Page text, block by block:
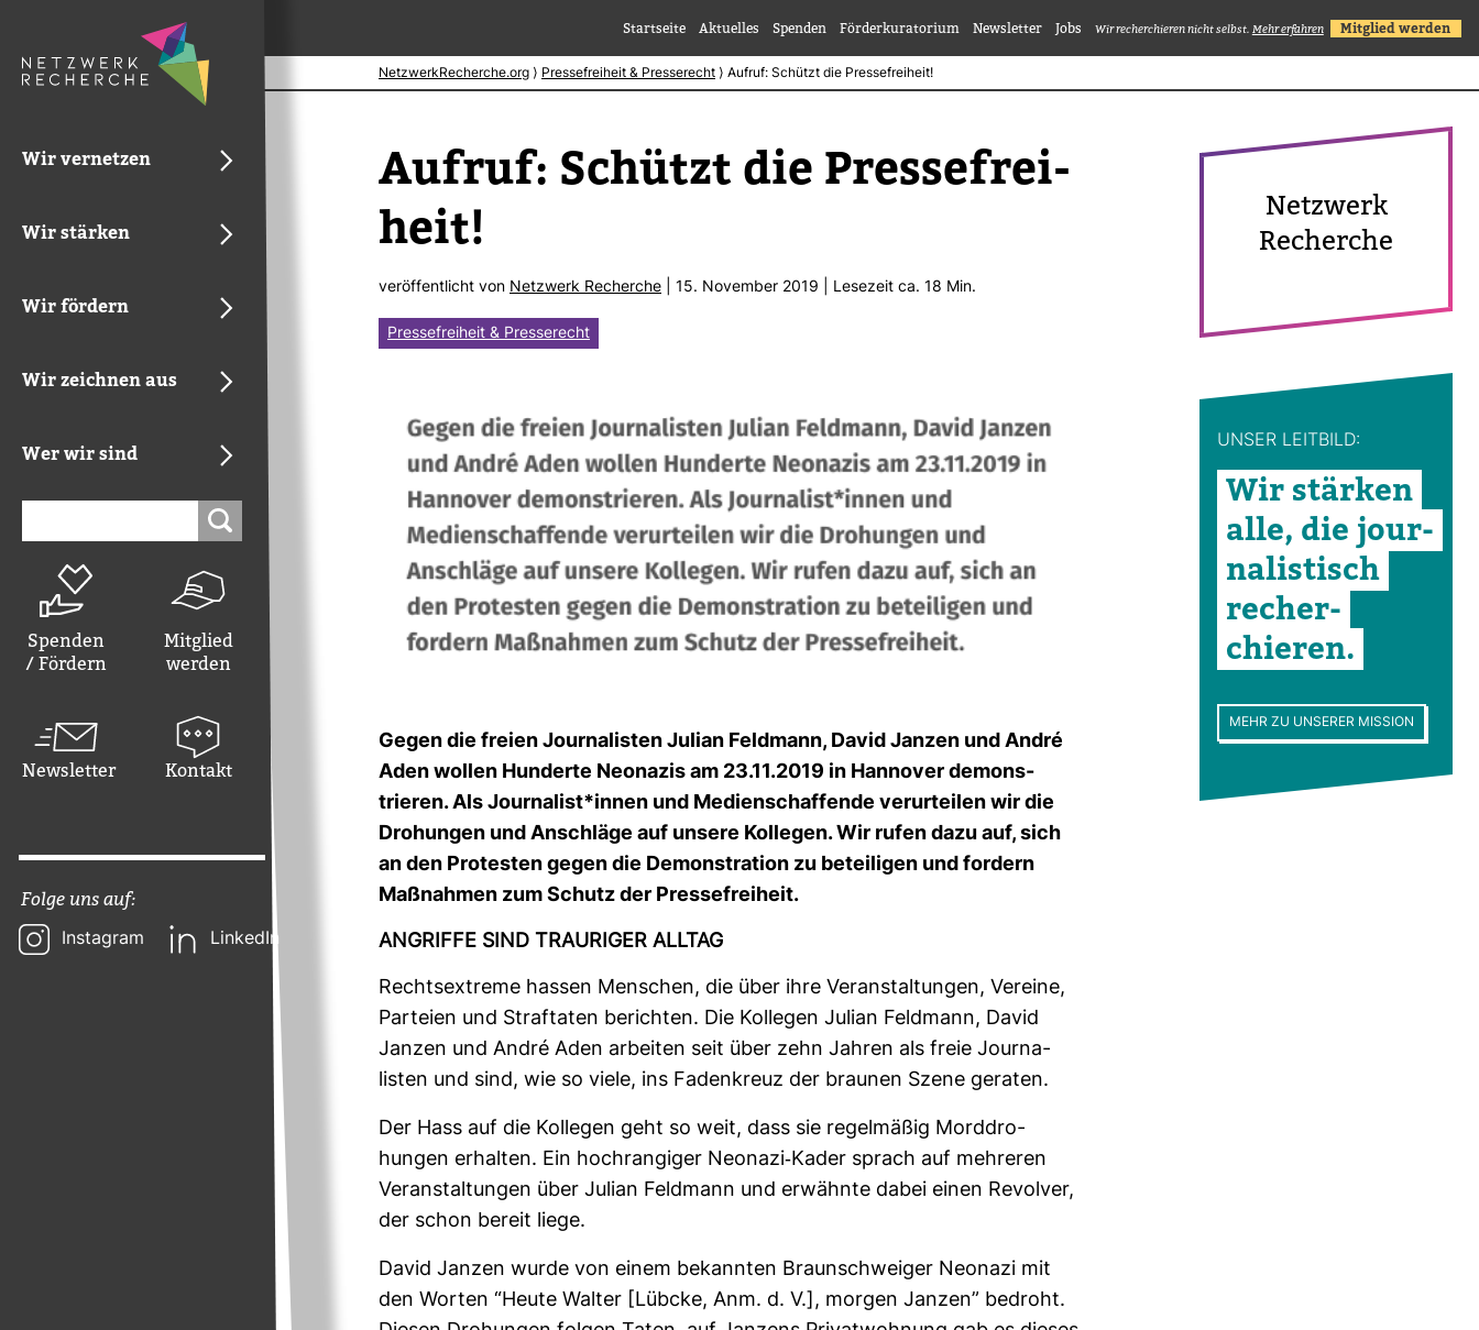
Wir vernetzen
Wir stärken
Wir fördern
Wir zeichnen aus
Wer wir sind
Spenden
/ Fördern
Mitglied
werden
Newsletter Kontakt
Folge uns auf:
Instagram LinkedIn
Startseite Aktuelles Spenden Förderkuratorium Newsletter Jobs Wir recherchieren nicht selbst. Mehr erfahren Mitglied werden
NetzwerkRecherche.org ⟩ Pressefreiheit & Presserecht ⟩ Aufruf: Schützt die Pressefreiheit!
Aufruf: Schützt die Pres­se­frei­
heit!
ver­öf­fent­licht von Netz­werk Recherche | 15. November 2019 | Lese­zeit ca. 18 Min.
Pressefreiheit & Presserecht
Gegen die freien Jour­na­listen Julian Feld­mann, David Janzen und André
Aden wollen Hun­derte Neo­nazis am 23.11.2019 in Han­nover demons­
trieren. Als Jour­na­list*innen und Medi­en­schaf­fende ver­ur­teilen wir die
Dro­hungen und Anschläge auf unsere Kol­legen. Wir rufen dazu auf, sich
an den Pro­testen gegen die Demons­tra­tion zu betei­ligen und for­dern
Maß­nahmen zum Schutz der Pres­se­frei­heit.
ANGRIFFE SIND TRAU­RIGER ALLTAG
Rechts­ex­treme hassen Men­schen, die über ihre Ver­an­stal­tungen, Ver­eine,
Par­teien und Straf­taten berichten. Die Kol­legen Julian Feld­mann, David
Janzen und André Aden arbeiten seit über zehn Jahren als freie Jour­na­
listen und sind, wie so viele, ins Faden­kreuz der braunen Szene geraten.
Der Hass auf die Kol­legen geht so weit, dass sie regel­mäßig Mord­dro­
hungen erhalten. Ein hoch­ran­giger Neo­nazi-​Kader sprach auf meh­reren
Ver­an­stal­tungen über Julian Feld­mann und erwähnte dabei einen Revolver,
der schon bereit liege.
David Janzen wurde von einem bekannten Braun­schweiger Neo­nazi mit
den Worten “Heute Walter [Lübcke, Anm. d. V.], morgen Janzen” bedroht.
Netz­werk
Recherche
UNSER LEIT­BILD:
Wir stärken
alle, die jour­
na­lis­tisch
recher­
chieren.
MEHR ZU UNSERER MISSION